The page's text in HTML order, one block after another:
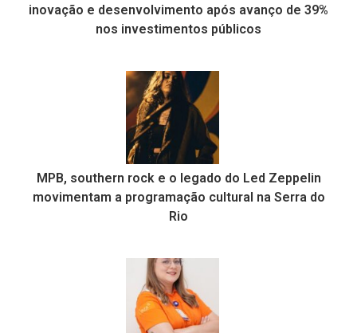
inovação e desenvolvimento após avanço de 39%
nos investimentos públicos
MPB, southern rock e o legado do Led Zeppelin
movimentam a programação cultural na Serra do
Rio